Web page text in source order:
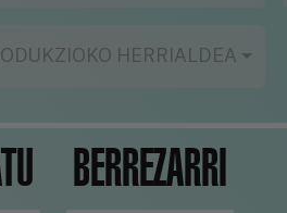
HERRIALDEA
BERREZARRI